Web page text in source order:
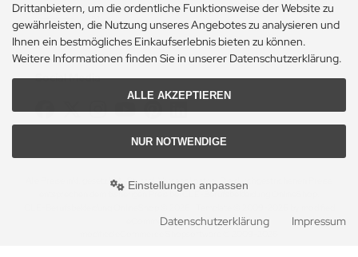
Social Media
Alle Preise inkl. gesetzl. MwSt. zzgl. Versandkosten
entsprechen dem bisherigen Preis bei CLE-Berufsbekleidung OnlineShop.
eCommerce Shopsoftware
Drittanbietern, um die ordentliche Funktionsweise der Website zu
gewährleisten, die Nutzung unseres Angebotes zu analysieren und
Ihnen ein bestmögliches Einkaufserlebnis bieten zu können.
Weitere Informationen finden Sie in unserer Datenschutzerklärung.
ALLE AKZEPTIEREN
NUR NOTWENDIGE
Einstellungen anpassen
Datenschutzerklärung Impressum